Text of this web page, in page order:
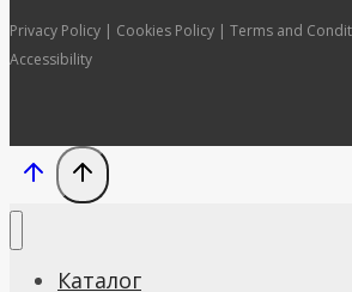
Privacy Policy | Cookies Policy | Terms and
Accessibility
Каталог